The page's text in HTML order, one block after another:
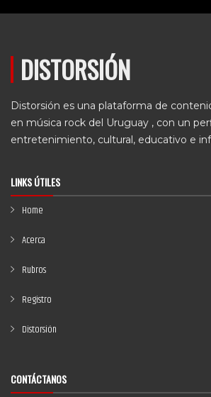
DISTORSIÓN
Distorsión es una plataforma de
en música rock del Uruguay , con un
entretenimiento, cultural, educativo e
LINKS ÚTILES
Home
Acerca
Rubros
Registro
Distorsión
CONTÁCTANOS